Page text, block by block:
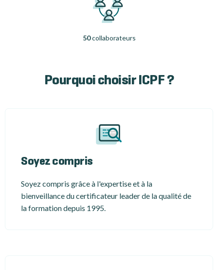
50collaborateurs
Pourquoi choisir ICPF ?
Soyez compris
Soyez compris grâce à l'expertise et à la
bienveillance du certificateur leader de la qualité de
la formation depuis 1995.